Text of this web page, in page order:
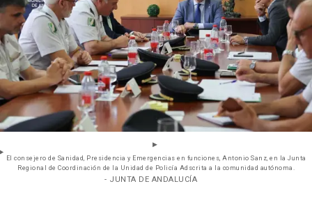
El consejero de Sanidad, Presidencia y Emergencias en funciones, Antonio Sanz, en la Junta
Regional de Coordinación de la Unidad de Policía Adscrita a la comunidad autónoma.
- JUNTA DE ANDALUCÍA